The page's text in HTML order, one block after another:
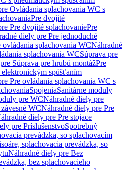
Ovládania splachovania WC s
Pre dvojité
Pre dvojité splachovaniePre
diely pre Pre jednoduché
ovládania splachovania WCNáhradné
splachovania WCSúprava pre
Súprava pre hrubú montážPre
spúšťaním
Pre ovládania splachovania WC s
SpojeniaSanitárne moduly
pre WCNáhradné diely pre
závesné WCNáhradné diely pre Pre
diely pre Pre stojace
pre PríslušenstvoSpotrebný
prevádzka, so splachovacím
splachovacia prevádzka, so
Náhradné diely pre Bez
bez splachovacieho